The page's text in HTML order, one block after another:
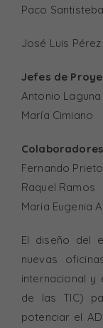
Paco
José Luis Pérez
Jefes de
Antonio Laguna
María Cimiano
Fernando Prieto
Raquel Ramos
Maria Eugenia
El diseño del
nuevas
internacional y
de las TIC)
potenciar el